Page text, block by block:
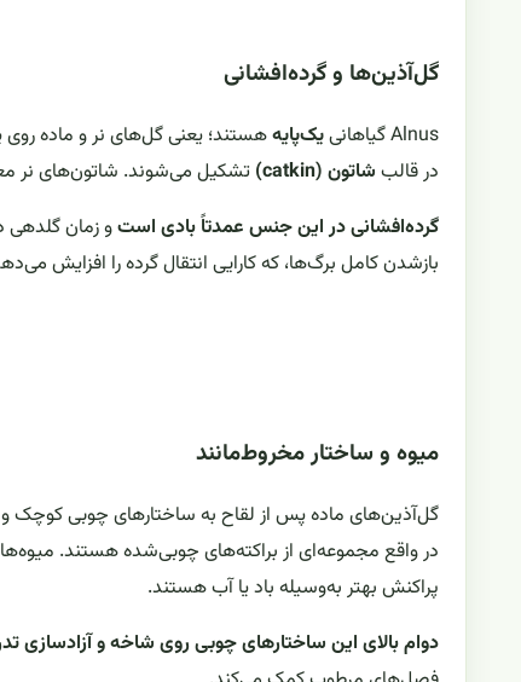
گل‌آذین‌ها و گرده‌افشانی
Alnus گیاهانی یک‌پایههستند؛ یعنی گل‌های نر و ماده روی
در قالب شاتون (catkin)
تشکیل می‌شوند. شاتون‌های نر
گرده‌افشانی در این جنس عمدتاً بادی استو زمان گلدهی
بازشدن کامل برگ‌ها، که کارایی انتقال گرده را افزایش
میوه و ساختار مخروط‌مانند
گل‌آذین‌های ماده پس از لقاح به ساختارهای چوبی کوچک و
در واقع مجموعه‌ای از براکته‌های چوبی‌شده هستند.
پراکنش بهتر به‌وسیله باد یا آب هستند.
دوام بالای این ساختارهای چوبی روی شاخه و آزادسازی